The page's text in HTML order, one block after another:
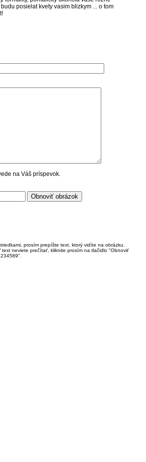
posielat kvety vasim blizkym ... o tom
na Váš príspevok.
prosím prepíšte text, ktorý vidíte na obrázku.
neviete prečítať, kliknite prosím na tlačidlo "Obnoviť